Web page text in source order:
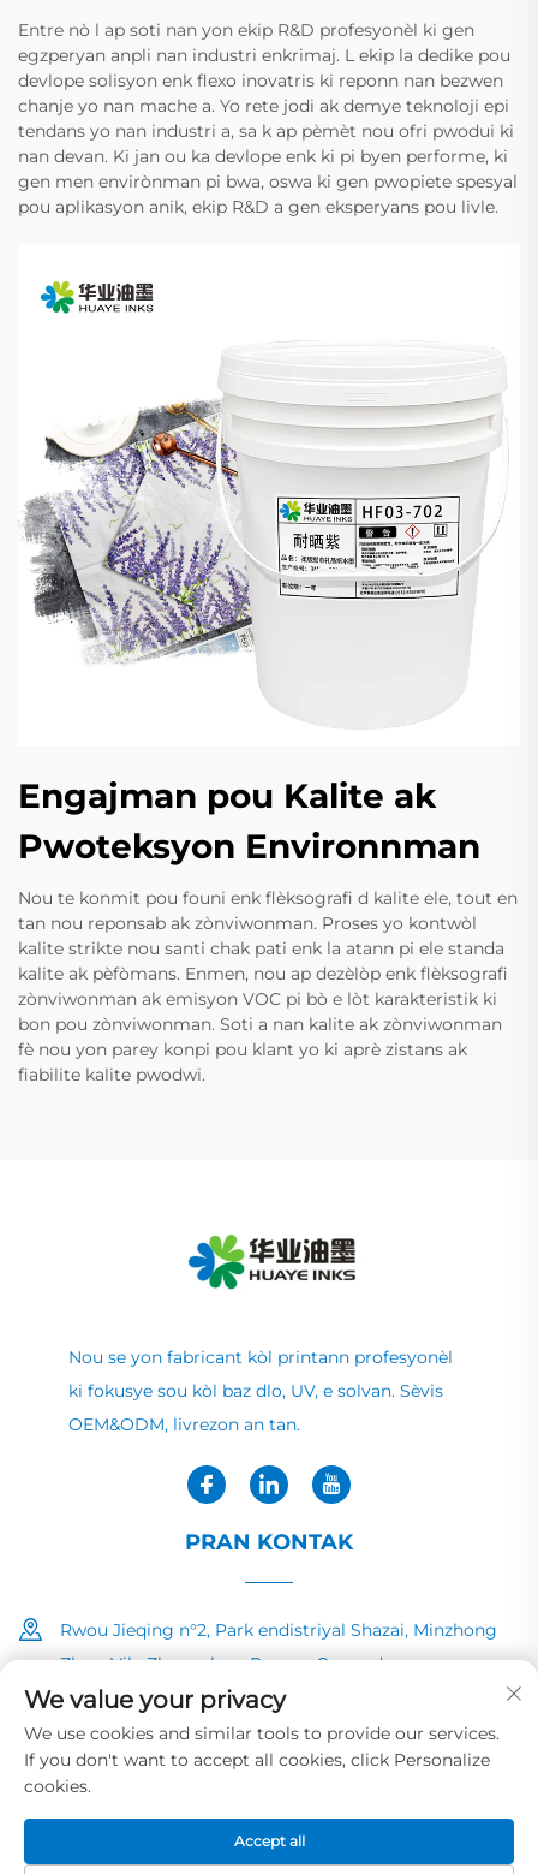
Entre nò l ap soti nan yon ekip R&D profesyonèl ki gen
egzperyan anpli nan industri enkrimaj. L ekip la dedike pou
devlope solisyon enk flexo inovatris ki reponn nan bezwen
chanje yo nan mache a. Yo rete jodi ak demye teknoloji epi
tendans yo nan industri a, sa k ap pèmèt nou ofri pwodui ki
nan devan. Ki jan ou ka devlope enk ki pi byen performe, ki
gen men envirònman pi bwa, oswa ki gen pwopiete spesyal
pou aplikasyon anik, ekip R&D a gen eksperyans pou livle.
Engajman pou Kalite ak
Pwoteksyon Environnman
Nou te konmit pou founi enk flèksografi d kalite ele, tout en
tan nou reponsab ak zònviwonman. Proses yo kontwòl
kalite strikte nou santi chak pati enk la atann pi ele standa
kalite ak pèfòmans. Enmen, nou ap dezèlòp enk flèksografi
zònviwonman ak emisyon VOC pi bò e lòt karakteristik ki
bon pou zònviwonman. Soti a nan kalite ak zònviwonman
fè nou yon parey konpi pou klant yo ki aprè zistans ak
fiabilite kalite pwodwi.
Nou se yon fabricant kòl printann profesyonèl
ki fokusye sou kòl baz dlo, UV, e solvan. Sèvis
OEM&ODM, livrezon an tan.
PRAN KONTAK
Rwou Jieqing n°2, Park endistriyal Shazai, Minzhong
Zhen, Vila Zhongshan, Povens Guangdong
+86-13726040081
[email protected]
Dwa Aute © 2025 pa HUAYE INK&PAINT CO.,LTD
We value your privacy
We use cookies and similar tools to provide our services.
If you don't want to accept all cookies, click Personalize
cookies.
Accept all